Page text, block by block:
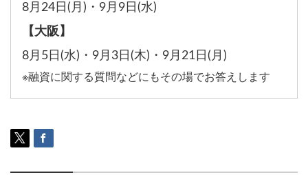
8月24日(月) ・ 9月9日(水)
【大阪】
8月5日(水) ・ 9月3日(木) ・ 9月21日(月)
※融資に関する質問などにもその場でお答えします